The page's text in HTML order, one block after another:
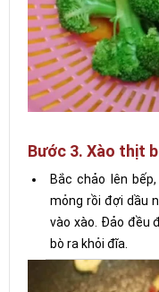
Bước 3. Xào thịt
Bắc chảo lên
mỏng rồi đợi dầu
vào xào. Đảo đều
bò ra khỏi đĩa.